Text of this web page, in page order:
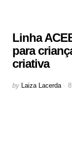
Linha
para
criativa
Posted
by Laiza Lacerda